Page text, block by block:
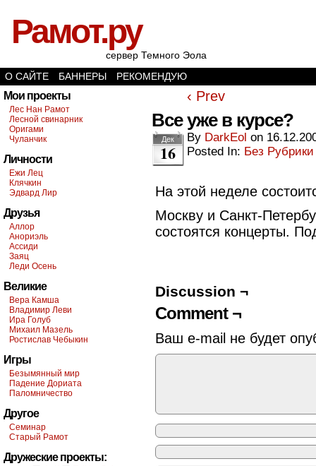
Рамот.ру
сервер Темного Эола
О САЙТЕ
БАННЕРЫ РЕКОМЕНДУЮ
Мои проекты
Лес Нан Рамот
Лесной свинарник
Оригами
Чуланчик
Личности
Ежи Лец
Клячкин
Эдвард Лир
Друзья
Аллор
Анориэль
Ассиди
Заяц
Леди Осень
Великие
Вера Камша
Владимир Леви
Ира Голуб
Михаил Мазель
Ростислав Чебыкин
Игры
Безымянный мир
Падение Дориата
Паломничество
Другое
Семинар
Старый Рамот
Дружеские проекты:
‹ Prev
Все уже в курсе?
Дек
16
By DarkEol on
Posted In: Без Рубрики
На этой неделе
Москву и Санкт-
состоятся концерты.
Discussion ¬
Comment ¬
Ваш e-mail не будет